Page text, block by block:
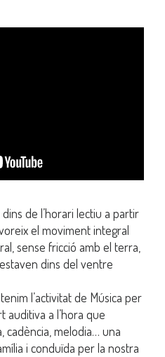
de l’horari lectiu a partir
el moviment integral
sense fricció amb el terra,
dins del ventre
l’activitat de Música per
auditiva a l’hora que
cadència, melodia… una
i conduïda per la nostra